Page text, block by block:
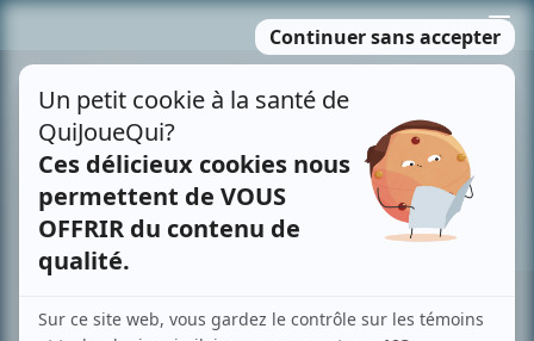
MENU
contenu
Recherche avancée »